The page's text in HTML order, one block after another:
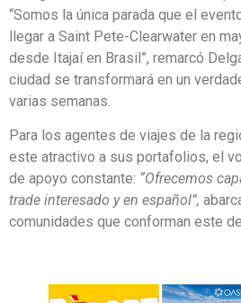
“Somos la única parada que el
llegar a Saint Pete-Clearwater en
desde Itajaí en Brasil”, remarcó
ciudad se transformará en un
varias semanas.
Para los agentes de viajes de la
este atractivo a sus portafolios, el
de apoyo constante: “Ofrecemos
trade interesado y en español”,
comunidades que conforman este